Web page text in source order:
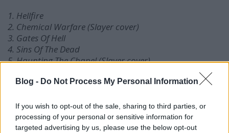
Blog - Do Not Process My Personal Information
If you wish to opt-out of the sale, sharing to third parties, or
processing of your personal or sensitive information for
targeted advertising by us, please use the below opt-out
1. Hellfire
2. Chemical Warfare (Slayer cover)
3. Gates Of Hell
4. Sins Of The Dead
5. Haunting The Chapel (Slayer cover)